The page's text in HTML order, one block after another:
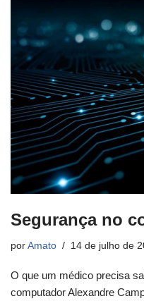
Segurança no
por Amato 14 de julho de
O que um médico precisa
computador Alexandre